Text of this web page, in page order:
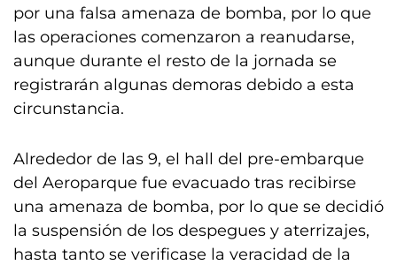
por una falsa amenaza de bomba, por lo que
las operaciones comenzaron a reanudarse,
aunque durante el resto de la jornada se
registrarán algunas demoras debido a esta
circunstancia.
Alrededor de las 9, el hall del pre-embarque
del Aeroparque fue evacuado tras recibirse
una amenaza de bomba, por lo que se decidió
la suspensión de los despegues y aterrizajes,
hasta tanto se verificase la veracidad de la